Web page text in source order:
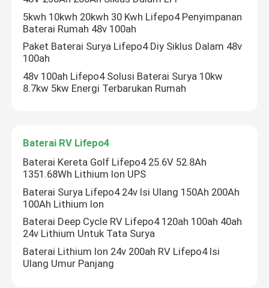
Baterai LiFePO4 12V
Baterai Lifepo4 24V
Pembangkit Listrik Portabel Lithium
Powerwall Baterai Lifepo4
Baterai UPS Lifepo4
5kwh 10kwh 20kwh 30 Kwh Lifepo4 Penyimpanan
Baterai Rumah 48v 100ah
Paket Baterai Surya Lifepo4 Diy Siklus Dalam 48v
100ah
48v 100ah Lifepo4 Solusi Baterai Surya 10kw
8.7kw 5kw Energi Terbarukan Rumah
Baterai RV Lifepo4
Baterai Kereta Golf Lifepo4 25.6V 52.8Ah
1351.68Wh Lithium Ion UPS
Baterai Surya Lifepo4 24v Isi Ulang 150Ah 200Ah
100Ah Lithium Ion
Baterai Deep Cycle RV Lifepo4 120ah 100ah 40ah
24v Lithium Untuk Tata Surya
Baterai Lithium Ion 24v 200ah RV Lifepo4 Isi
Ulang Umur Panjang